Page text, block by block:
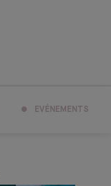
EVÉNEMENTS